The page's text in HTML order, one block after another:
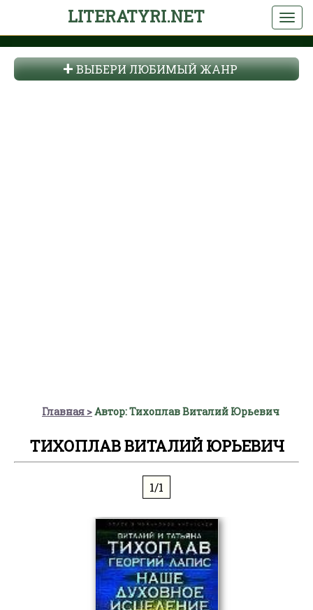
LITERATYRI.NET
ВЫБЕРИ ЛЮБИМЫЙ ЖАНР
Главная Автор: Тихоплав Виталий Юрьевич
ТИХОПЛАВ ВИТАЛИЙ ЮРЬЕВИЧ
1/1